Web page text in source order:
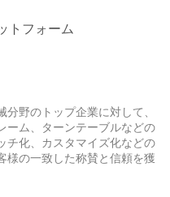
トフォーム
野のトップ企業に対して、
ーム、ターンテーブルなどの
チ化、カスタマイズ化などの
様の一致した称賛と信頼を獲